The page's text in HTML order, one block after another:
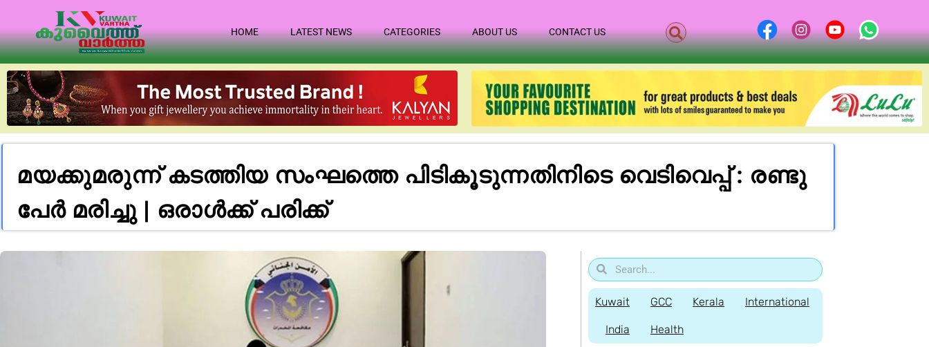
HOME LATEST NEWS CATEGORIES ABOUT US CONTACT US
മയക്കുമരുന്ന് കടത്തിയ സംഘത്തെ പിടികൂടുന്നതിനിടെ വെടിവെപ്പ് : രണ്ടു
പേർ മരിച്ചു | ഒരാൾക്ക് പരിക്ക്
Kuwait GCC Kerala International
India Health